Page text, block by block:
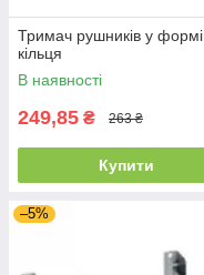
Тримач рушників у формі
кільця
В наявності
249,85 ₴ 263 ₴
Купити
–5%